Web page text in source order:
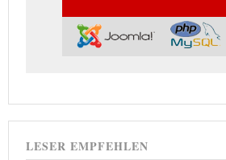
LESER EMPFEHLEN